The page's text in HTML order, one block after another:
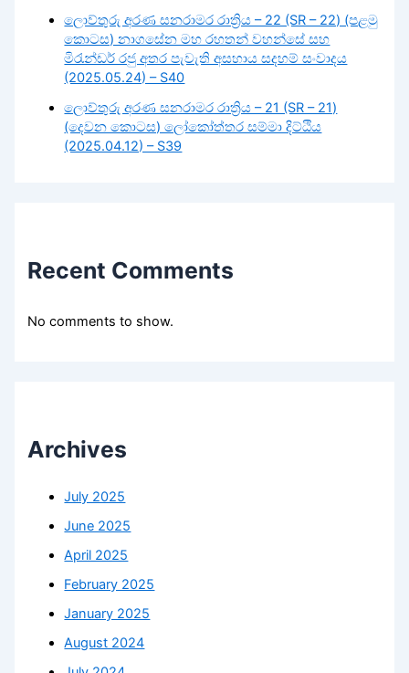
ලොව්තුරු අරණ සනරාමර රාත්‍රිය – 22 (SR – 22) (පළමු
කොටස) නාගසේන මහ රහතන් වහන්සේ සහ
මිරැන්ඩර් රජු අතර පැවැති අසහාය සදහම් සංවාදය
(2025.05.24) – S40
ලොව්තුරු අරණ සනරාමර රාත්‍රිය – 21 (SR – 21)
(දෙවන කොටස) ලෝකෝත්තර සම්මා දිට්ඨිය
(2025.04.12) – S39
Recent Comments
No comments to show.
Archives
July 2025
June 2025
April 2025
February 2025
January 2025
August 2024